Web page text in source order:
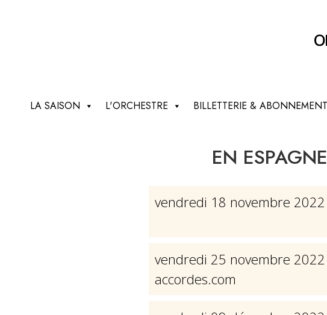
LA SAISON L'ORCHESTRE BILLETTERIE &
EN
vendredi 18 novembre
vendredi 25 novembre
accordes.com